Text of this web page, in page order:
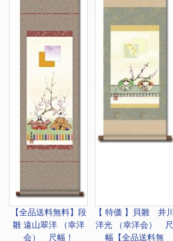
【全品送料無料】 段
雛 遠山翠洋 （幸洋
会） 尺幅！
【 特価 】
貝雛 井川
洋光 （幸洋会） 尺
幅【全品送料無